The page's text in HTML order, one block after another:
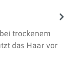
trockenem
das Haar vor